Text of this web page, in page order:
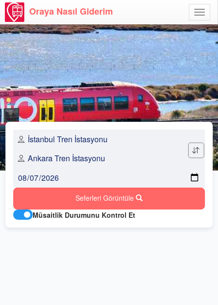
Aç
Oraya Nasıl Giderim
Seferleri Görüntüle
Müsaitlik Durumunu Kontrol Et